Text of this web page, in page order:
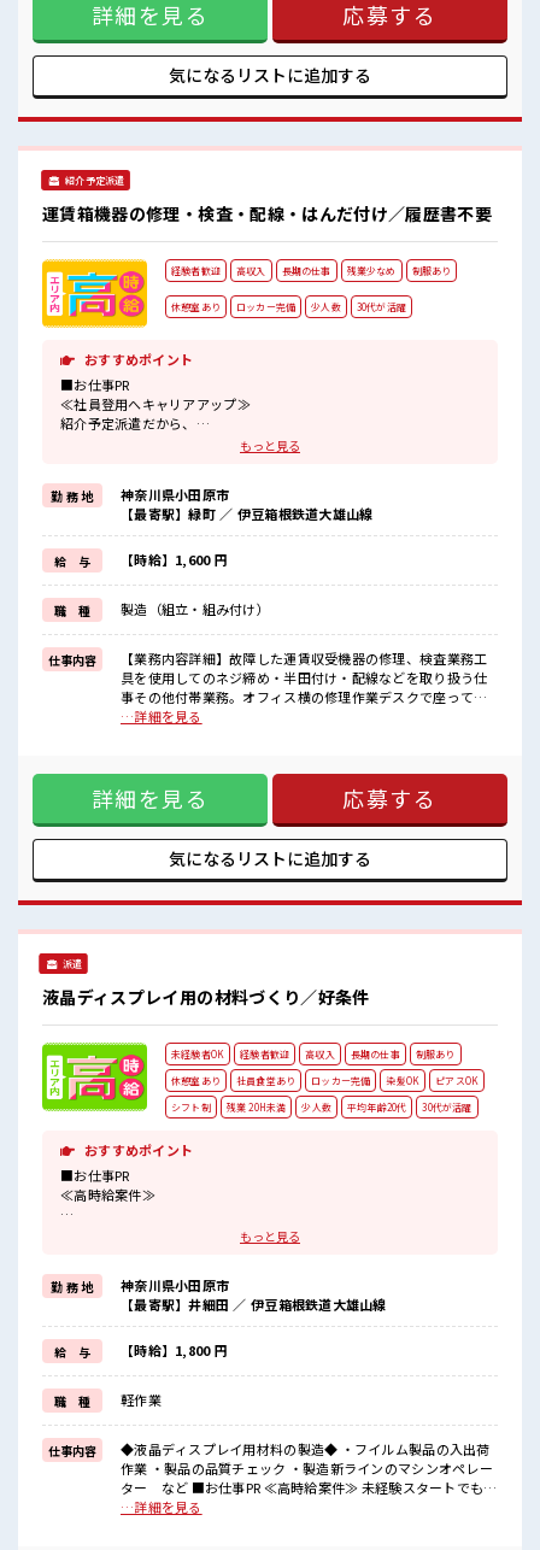
ど、 しっかり働く環境が整っています！ イチからスキルUP・
ステップUP目指していきましょう！！ ■職場の雰囲気 『少人
数』だからコミュニケーションも取りやすい！ 明るすぎたり
奇抜過ぎなければヘアカラーOK！ 休憩室完備でランチや休憩
も充実しそう♪ 高収入もバッチリ目指せますよ★
詳細を見る 応募する
気になるリストに追加する
紹介予定派遣
運賃箱機器の修理・検査・配線・はんだ付け／履歴書不要
経験者歓迎 高収入 長期の仕事 残業少なめ 制服あり
休憩室あり ロッカー完備 少人数 30代が活躍
おすすめポイント
■お仕事PR
≪社員登用へキャリアアップ≫
紹介予定派遣だから、
自分に職場が合うかお試しできるのがウレシイですね☆
これまでの経験を活かしませんか？
ブランクがあっても大丈夫♪
経験はちょっとだけ…という方もOK！
≪時間にメリハリを≫
残業はほとんどナシ！
場合によってはお願いすることもあります♪
≪機能的な制服アリ≫
制服があるので、
毎日の服装の悩み解消♪
■職場の雰囲気
『少人数』だからコミュニケーションも取りやすい？
しっかり休める休憩室あり！
安心してお仕事に集中♪
もっと見る
勤 務 地
神奈川県小田原市
【最寄駅】緑町 ／ 伊豆箱根鉄道大雄山線
給 与 【時給】1,600 円
職 種 製造（組立・組み付け）
仕事内容
【業務内容詳細】故障した運賃収受機器の修理、検査業務工
具を使用してのネジ締め・半田付け・配線などを取り扱う仕
事その他付帯業務。オフィス横の修理作業デスクで座って作
業します。【取扱製品情報】バス等に設置してある運賃箱 ■
≪経験者優遇≫ これまでの経験を活かしませんか？ ブランク
があっても大丈夫♪ 経験はちょっとだけ…という方もOK！
≪時間にメリハリを≫ 残業はほとんどナシ！ 場合によっては
お願いすることもあります♪ ≪機能的な制服アリ≫ 制服があ
るので、 毎日の服装の悩み解消♪ ■職場の雰囲気 『少人数』
だからコミュニケーションも取りやすい？ しっかり休める休
心してお仕事に集中♪
…詳細を見る
詳細を見る 応募する
気になるリストに追加する
派遣
液晶ディスプレイ用の材料づくり／好条件
未経験者OK 経験者歓迎 高収入 長期の仕事
制服あり
休憩室あり
社員食堂あり ロッカー完備 染髪OK
ピアスOK
シフト制
残業 20H未満 少人数 平均年齢20代 30代が活躍
おすすめポイント
■お仕事PR
≪高時給案件≫
未経験スタートでも時給1800円～スタート！
残業は月20時間未満でほどよく稼げます♪
≪髪色自由で自分らしく働く≫
明るすぎたり奇抜でなければ基本的に自由！
≪未経験の方も大カンゲイ≫
新しいことにチャレンジするのは不安だけど、
しっかり働く環境が整っています！
イチからスキルUP・ステップUP目指していきましょう！！
■職場の雰囲気
『少人数』だからコミュニケーションも取りやすい！
もっと見る
勤 務 地
神奈川県小田原市
【最寄駅】井細田 ／ 伊豆箱根鉄道大雄山線
給 与 【時給】1,800 円
職 種 軽作業
仕事内容
◆液晶ディスプレイ用材料の製造◆ ・フイルム製品の入出荷
作業 ・製品の品質チェック ・製造新ラインのマシンオペレー
ター など ■お仕事PR ≪高時給案件≫ 未経験スタートでも時
給1800円～スタート！ ≪適度な残業でお給料UP≫ 残業は月
…詳細を見る